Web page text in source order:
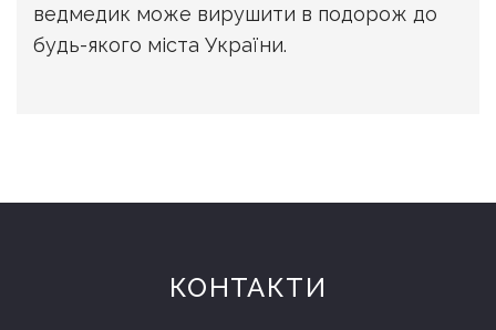
ведмедик може вирушити в подорож до
будь-якого міста України.
КОНТАКТИ